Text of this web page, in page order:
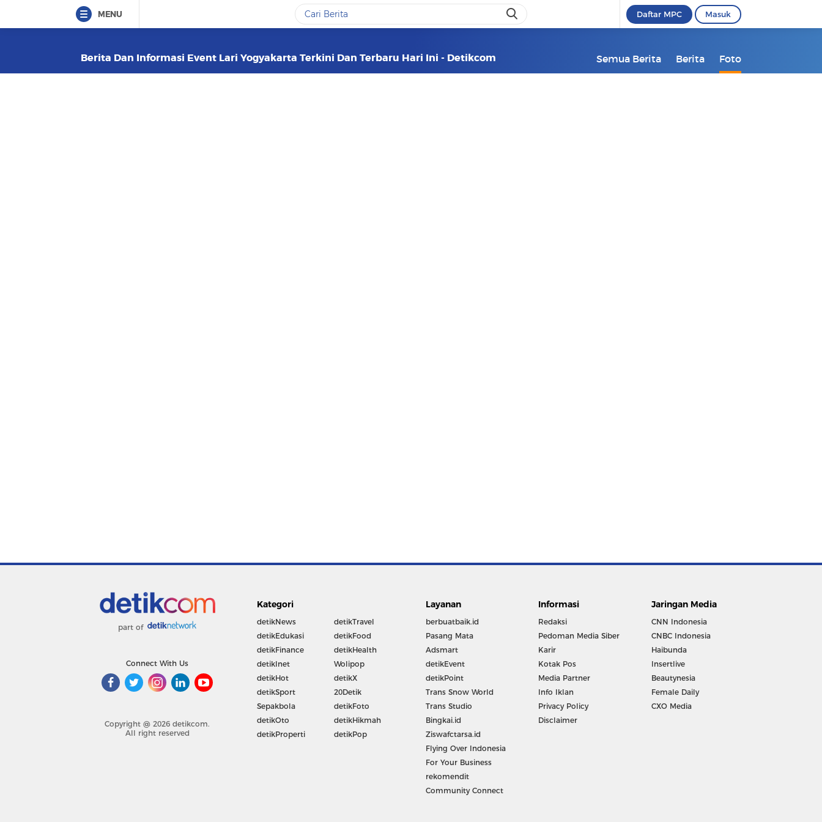
MENU Daftar MPC Masuk
Berita Dan Informasi Event Lari Yogyakarta Terkini Dan Terbaru Hari Ini - Detikcom Semua Berita Berita Foto
part of
Connect With Us
Copyright @ 2026 detikcom.
All right reserved
Kategori
detikNews
detikEdukasi
detikFinance
detikInet
detikHot
detikSport
Sepakbola
detikOto
detikProperti
detikTravel
detikFood
detikHealth
Wolipop
detikX
20Detik
detikFoto
detikHikmah
detikPop
Layanan
berbuatbaik.id
Pasang Mata
Adsmart
detikEvent
detikPoint
Trans Snow World
Trans Studio
Bingkai.id
Ziswafctarsa.id
Flying Over Indonesia
For Your Business
rekomendit
Community Connect
Informasi
Redaksi
Pedoman Media Siber
Karir
Kotak Pos
Media Partner
Info Iklan
Privacy Policy
Disclaimer
Jaringan Media
CNN Indonesia
CNBC Indonesia
Haibunda
Insertlive
Beautynesia
Female Daily
CXO Media